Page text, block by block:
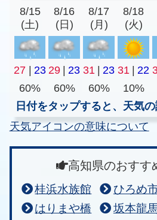
8/15
(土)
8/16
(日)
8/17
(月)
8/18
(火)
27 23 29 23 31 23 31 22
60%
60% 60% 10%
日付をタップすると、天気
天気アイコンの意味について
高知県のおすす
桂浜水族館
ひろめ
はりまや橋
坂本龍